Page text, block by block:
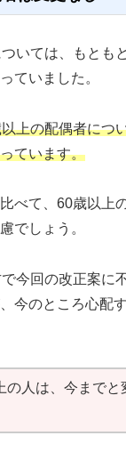
いては、もとも
ていました。
上の配偶者につ
ています。
べて、60歳以上
でしょう。
今回の改正案に
今のところ心配
の人は、今までと